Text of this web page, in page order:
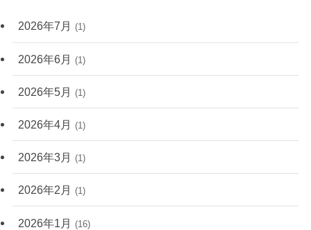
2026年7月 (1)
2026年6月 (1)
2026年5月 (1)
2026年4月 (1)
2026年3月 (1)
2026年2月 (1)
2026年1月 (16)